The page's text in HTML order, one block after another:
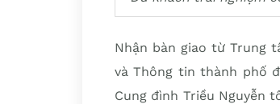
Nhận bàn giao từ Trung
và Thông tin thành phố
Cung đình Triều Nguyễn